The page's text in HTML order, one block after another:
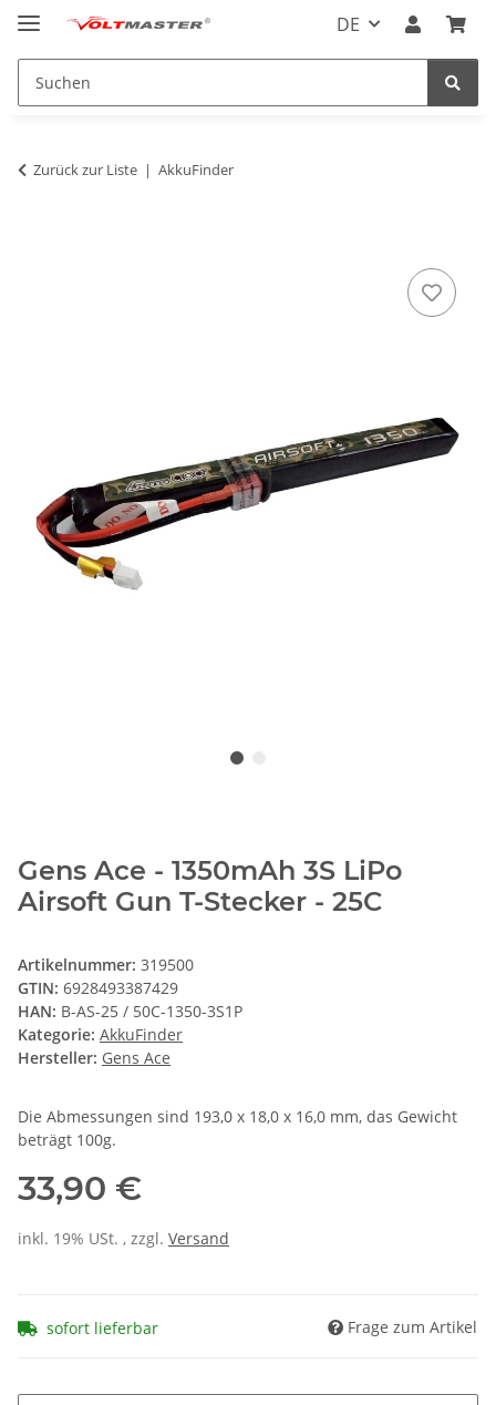
DE
Zurück zur Liste AkkuFinder
Gens Ace - 1350mAh 3S LiPo
Airsoft Gun T-Stecker - 25C
Artikelnummer: 319500
GTIN: 6928493387429
HAN: B-AS-25 / 50C-1350-3S1P
Kategorie: AkkuFinder
Hersteller: Gens Ace
Die Abmessungen sind 193,0 x 18,0 x 16,0 mm, das Gewicht
beträgt 100g.
33,90 €
inkl. 19% USt. , zzgl. Versand
sofort lieferbar Frage zum Artikel